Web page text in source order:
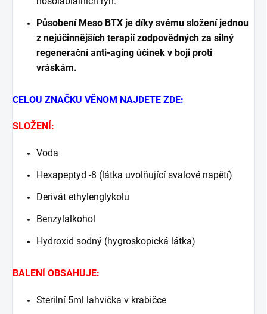
Působení Meso BTX je díky svému složení jednou
z nejúčinnějších terapií zodpovědných za silný
regenerační anti-aging účinek v boji proti
vráskám.
CELOU ZNAČKU VĚNOM NAJDETE ZDE:
SLOŽENÍ:
Voda
Hexapeptyd -8 (látka uvolňující svalové napětí)
Derivát ethylenglykolu
Benzylalkohol
Hydroxid sodný (hygroskopická látka)
BALENÍ OBSAHUJE:
Sterilní 5ml lahvička v krabičce